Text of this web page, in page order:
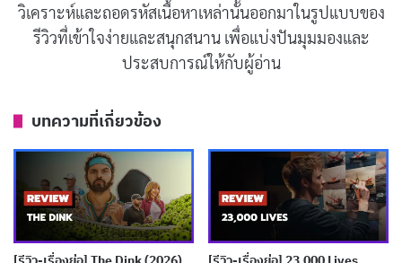
รีวิวและเรื่องย่อ Dante’s Peak (ธรณีไฟ
นรกถล่มโลก)
Dante’s Peakเล่าเรื่องของ
นักภูเขาไฟวิทยา
จาก USGS ที่ถูกส่งไปตรวจสอบกิจกรรมผิดปกติในเมือง
เล็กๆ ชื่อเดียวกับภูเขาไฟที่หลับไหลมานาน เขาได้พบกับ
เรเชล แวนโดนายกเทศมนตรีเมืองนี้ ซึ่งมีลูกสองคนและ
วิเคราะห์และถอดรหัสเนื้อหาเหล่านั้นออกมาในรูปแบบของ
รีวิวที่เข้าใจง่ายและสนุกสนาน เพื่อแบ่งปันมุมมองและ
ประสบการณ์ให้กับผู้อ่าน
บทความที่เกี่ยวข้อง